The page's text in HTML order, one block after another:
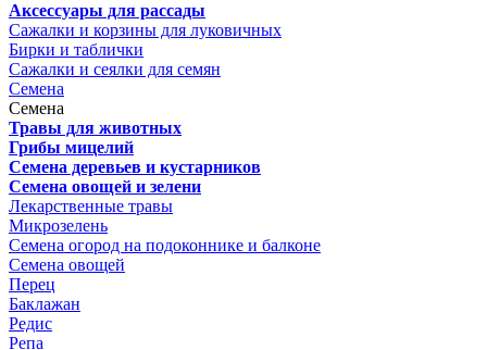
Аксессуары для рассады
Сажалки и корзины для луковичных
Бирки и таблички
Сажалки и сеялки для семян
Семена
Семена
Травы для животных
Грибы мицелий
Семена деревьев и кустарников
Семена овощей и зелени
Лекарственные травы
Микрозелень
Семена огород на подоконнике и балконе
Семена овощей
Перец
Баклажан
Редис
Репа